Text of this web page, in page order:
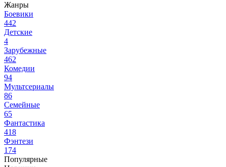
Жанры
Боевики
442
Детские
4
Зарубежные
462
Комедии
94
Мультсериалы
86
Семейные
65
Фантастика
418
Фэнтези
174
Популярные